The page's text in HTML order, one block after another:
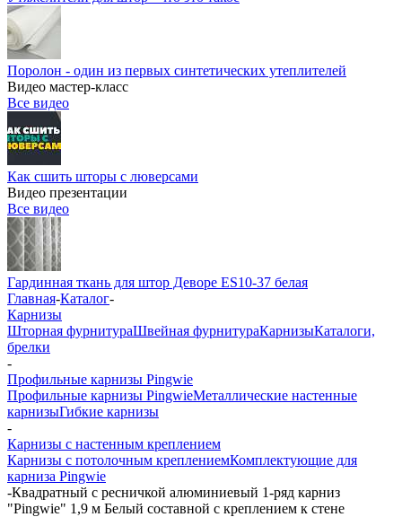
Поролон - один из первых синтетических утеплителей
Видео мастер-класс
Все видео
Как сшить шторы с люверсами
Видео презентации
Все видео
Гардинная ткань для штор Деворе ES10-37 белая
Главная-Каталог-
Карнизы
Шторная фурнитураШвейная фурнитураКарнизыКаталоги,
брелки
-
Профильные карнизы Pingwie
Профильные карнизы PingwieМеталлические настенные
карнизыГибкие карнизы
-
Карнизы с настенным креплением
Карнизы с потолочным креплениемКомплектующие для
карниза Pingwie
-Квадратный с ресничкой алюминиевый 1-ряд карниз
"Pingwie" 1,9 м Белый составной с креплением к стене